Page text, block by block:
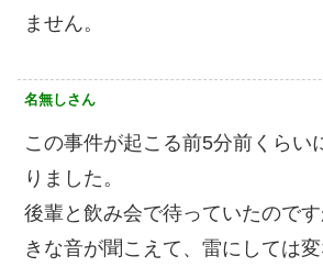
ません。
名無しさん
この事件が起こる前5分前くらい
りました。
後輩と飲み会で待っていたので
きな音が聞こえて、雷にしては